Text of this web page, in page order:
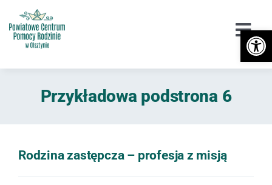
do
zawartości
Orzekanie o Niepełnosprawności
DPS / Cudzoziemcy
Przykładowa podstrona 6
Rodzina zastępcza – profesja z misją